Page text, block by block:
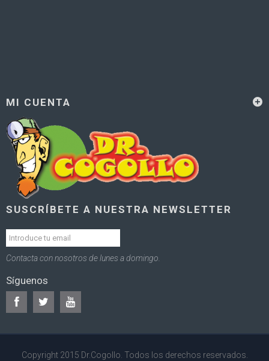
MI CUENTA
SUSCRÍBETE A NUESTRA NEWSLETTER
Contacta con nosotros de lunes a domingo.
Síguenos
Copyright 2015 Dr.Cogollo. Todos los derechos reservados.